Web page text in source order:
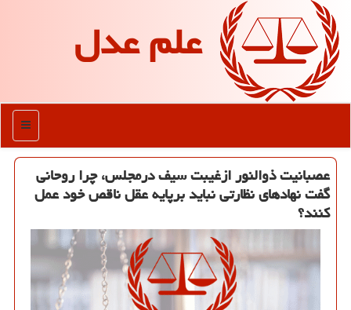
علم عدل
منو
عصبانیت ذوالنور ازغیبت سیف درمجلس، چرا روحانی
گفت نهادهای نظارتی نباید برپایه عقل ناقص خود عمل
كنند؟